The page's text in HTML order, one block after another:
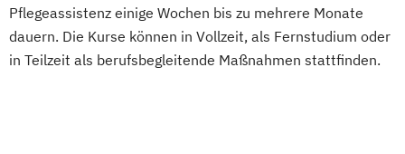
Pflegeassistenz einige Wochen bis zu mehrere Monate
dauern. Die Kurse können in Vollzeit, als Fernstudium oder
in Teilzeit als berufsbegleitende Maßnahmen stattfinden.